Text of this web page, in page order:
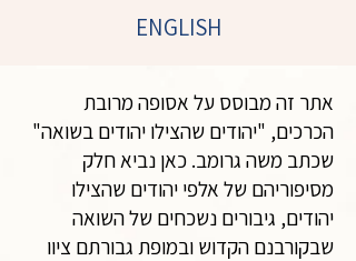
ENGLISH
אתר זה מבוסס על אסופה מרובת
הכרכים, "יהודים שהצילו יהודים בשואה"
שכתב משה גרומב. כאן נביא חלק
מסיפוריהם של אלפי יהודים שהצילו
יהודים, גיבורים נשכחים של השואה
שבקורבנם הקדוש ובמופת גבורתם ציוו